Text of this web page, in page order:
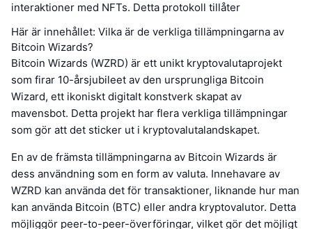
interaktioner med NFTs. Detta protokoll tillåter
Här är innehållet: Vilka är de verkliga tillämpningarna av
Bitcoin Wizards?
Bitcoin Wizards (WZRD) är ett unikt kryptovalutaprojekt
som firar 10-årsjubileet av den ursprungliga Bitcoin
Wizard, ett ikoniskt digitalt konstverk skapat av
mavensbot. Detta projekt har flera verkliga tillämpningar
som gör att det sticker ut i kryptovalutalandskapet.
En av de främsta tillämpningarna av Bitcoin Wizards är
dess användning som en form av valuta. Innehavare av
WZRD kan använda det för transaktioner, liknande hur man
kan använda Bitcoin (BTC) eller andra kryptovalutor. Detta
möjliggör peer-to-peer-överföringar, vilket gör det möjligt